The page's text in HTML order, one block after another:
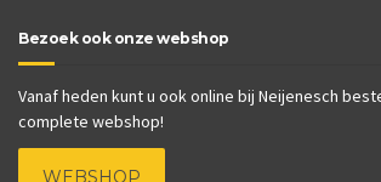
Bezoek ook onze webshop
Vanaf heden kunt u ook online bij Neijenesch
complete webshop!
WEBSHOP